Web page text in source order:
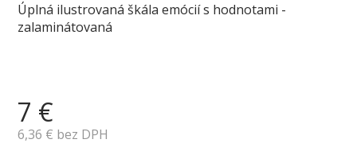
Úplná ilustrovaná škála emócií s hodnotami -
zalaminátovaná
7 €
6,36 € bez DPH